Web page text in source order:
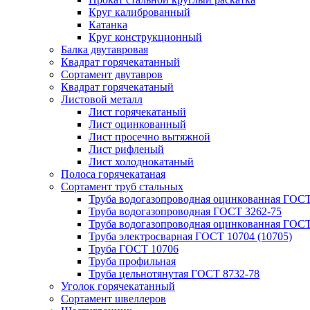
Круг калиброванный
Катанка
Круг конструкционный
Балка двутавровая
Квадрат горячекатанный
Сортамент двутавров
Квадрат горячекатаный
Листовой металл
Лист горячекатаный
Лист оцинкованный
Лист просечно вытяжной
Лист рифленый
Лист холоднокатаный
Полоса горячекатаная
Сортамент труб стальных
Труба водогазопроводная оцинкованная
Труба водогазопроводная ГОСТ 3262-75
Труба водогазопроводная оцинкованная
Труба электросварная ГОСТ 10704 (10705)
Труба ГОСТ 10706
Труба профильная
Труба цельнотянутая ГОСТ 8732-78
Уголок горячекатанный
Сортамент швеллеров